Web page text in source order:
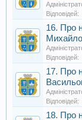
Відповідей:
16. Про
Відповідей:
17. Про
Відповідей:
18. Про